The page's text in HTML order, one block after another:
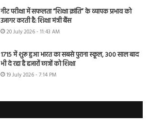
नीट परीक्षा में सफलता “शिक्षा क्रांति” के व्यापक प्रभाव को
उजागर करती है: शिक्षा मंत्री बैंस
20 July 2026 - 11:43 AM
1715 में शुरू हुआ भारत का सबसे पुराना स्कूल, 300 साल बाद
भी दे रहा है हजारों छात्रों को शिक्षा
19 July 2026 - 7:14 PM